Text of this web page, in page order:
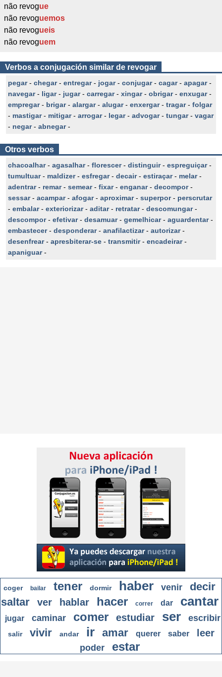
não revogue
não revoguemos
não revogueis
não revoguem
Verbos a conjugación similar de revogar
pegar- chegar- entregar- jogar- conjugar- cagar- apagar-
navegar- ligar- jugar- carregar- xingar- obrigar- enxugar-
empregar- brigar- alargar- alugar- enxergar- tragar- folgar
- mastigar- mitigar- arrogar- legar- advogar- tungar- vagar
- negar- abnegar-
Otros verbos
chacoalhar- agasalhar- florescer- distinguir- espreguiçar-
tumultuar- maldizer- esfregar- decair- estiraçar- melar-
adentrar- remar- semear- fixar- enganar- decompor-
sessar- acampar- afogar- aproximar- superpor- perscrutar
- embalar- exteriorizar- aditar- retratar- descomungar-
descompor- efetivar- desamuar- gemelhicar- aguardentar-
embastecer- desponderar- anafilactizar- autorizar-
desenfrear- apresbiterar-se - transmitir- encadeirar-
apaniguar-
coger bailar tener dormir haber venir
decir
saltar
ver hablar hacer correr dar cantar
jugar caminar comer estudiar ser escribir
salir vivir andar ir amar querer saber leer
poder estar